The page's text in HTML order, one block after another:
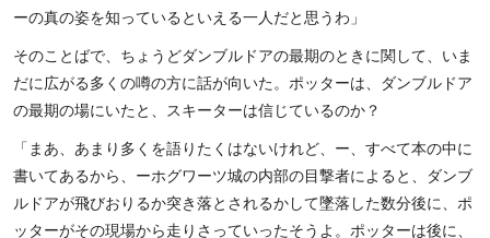
ーの真の姿を知っているといえる一人だと思うわ」
そのことばで、ちょうどダンブルドアの最期のときに関して、いま
だに広がる多くの噂の方に話が向いた。ポッターは、ダンブルドア
の最期の場にいたと、スキーターは信じているのか？
「まあ、あまり多くを語りたくはないけれど、ー、すべて本の中に
書いてあるから、ーホグワーツ城の内部の目撃者によると、ダンブ
ルドアが飛びおりるか突き落とされるかして墜落した数分後に、ポ
ッターがその現場から走りさっていったそうよ。ポッターは後に、